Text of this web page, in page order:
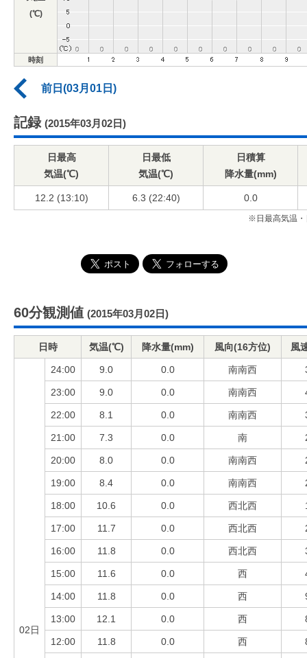
(℃)
時刻
前日(03月01日)
記録 (2015年03月02日)
日最高
気温(℃)
日最低
気温(℃)
日積算
降水量(mm)
12.2 (13:10) 6.3 (22:40) 0.0
※日最高気温・
60分観測値 (2015年03月02日)
日時 気温(℃) 降水量(mm) 風向(16方位) 風
02日
24:00 9.0 0.0 南南西
23:00 9.0 0.0 南南西
22:00 8.1 0.0 南南西
21:00 7.3 0.0 南
20:00 8.0 0.0 南南西
19:00 8.4 0.0 南南西
18:00 10.6 0.0 西北西
17:00 11.7 0.0 西北西
16:00 11.8 0.0 西北西
15:00 11.6 0.0 西
14:00 11.8 0.0 西
13:00 12.1 0.0 西
12:00 11.8 0.0 西